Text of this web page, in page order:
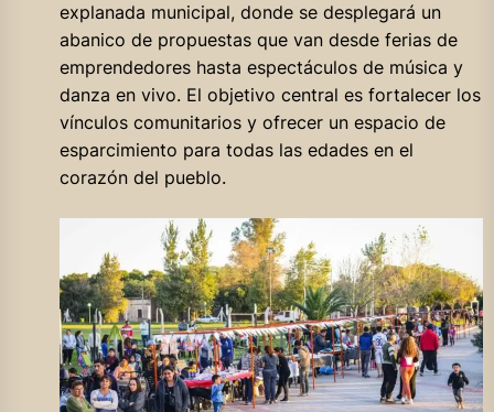
explanada municipal, donde se desplegará un
abanico de propuestas que van desde ferias de
emprendedores hasta espectáculos de música y
danza en vivo. El objetivo central es fortalecer los
vínculos comunitarios y ofrecer un espacio de
esparcimiento para todas las edades en el
corazón del pueblo.